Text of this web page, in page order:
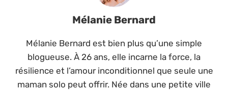
Mélanie Bernard
Mélanie Bernard est bien plus qu’une simple
blogueuse. À 26 ans, elle incarne la force, la
résilience et l’amour inconditionnel que seule une
maman solo peut offrir. Née dans une petite ville